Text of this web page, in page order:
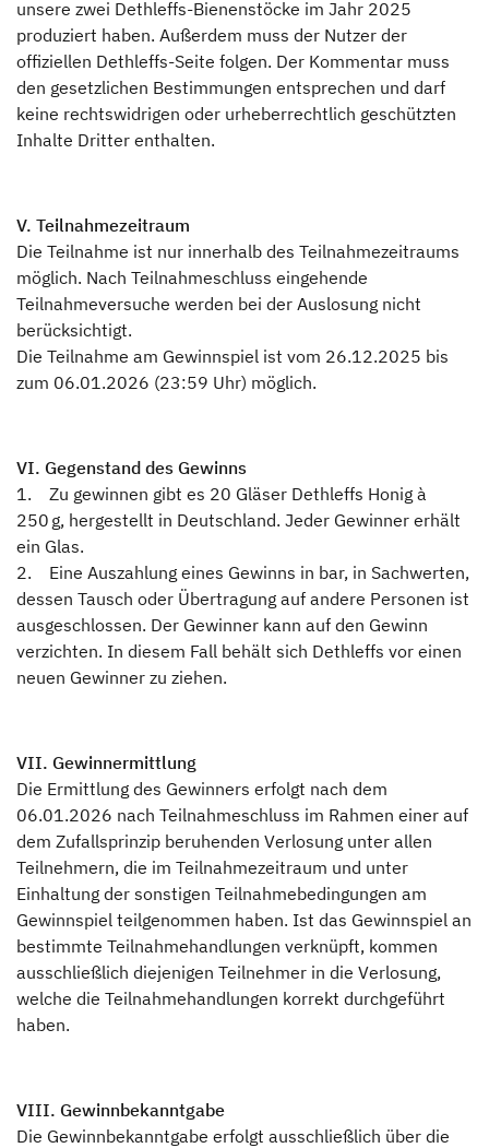
unsere zwei Dethleffs-Bienenstöcke im Jahr 2025
produziert haben. Außerdem muss der Nutzer der
offiziellen Dethleffs-Seite folgen. Der Kommentar muss
den gesetzlichen Bestimmungen entsprechen und darf
keine rechtswidrigen oder urheberrechtlich geschützten
Inhalte Dritter enthalten.
V. Teilnahmezeitraum
Die Teilnahme ist nur innerhalb des Teilnahmezeitraums
möglich. Nach Teilnahmeschluss eingehende
Teilnahmeversuche werden bei der Auslosung nicht
berücksichtigt.
Die Teilnahme am Gewinnspiel ist vom 26.12.2025 bis
zum 06.01.2026 (23:59 Uhr) möglich.
VI. Gegenstand des Gewinns
1. Zu gewinnen gibt es 20 Gläser Dethleffs Honig à
250 g, hergestellt in Deutschland. Jeder Gewinner erhält
ein Glas.
2. Eine Auszahlung eines Gewinns in bar, in Sachwerten,
dessen Tausch oder Übertragung auf andere Personen ist
ausgeschlossen. Der Gewinner kann auf den Gewinn
verzichten. In diesem Fall behält sich Dethleffs vor einen
neuen Gewinner zu ziehen.
VII. Gewinnermittlung
Die Ermittlung des Gewinners erfolgt nach dem
06.01.2026 nach Teilnahmeschluss im Rahmen einer auf
dem Zufallsprinzip beruhenden Verlosung unter allen
Teilnehmern, die im Teilnahmezeitraum und unter
Einhaltung der sonstigen Teilnahmebedingungen am
Gewinnspiel teilgenommen haben. Ist das Gewinnspiel an
bestimmte Teilnahmehandlungen verknüpft, kommen
ausschließlich diejenigen Teilnehmer in die Verlosung,
welche die Teilnahmehandlungen korrekt durchgeführt
haben.
VIII. Gewinnbekanntgabe
Die Gewinnbekanntgabe erfolgt ausschließlich über die